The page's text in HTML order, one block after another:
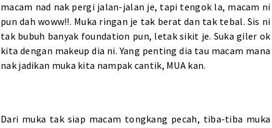
macam nad nak pergi jalan-jalan je, tapi tengok la, macam ni
pun dah woww!!. Muka ringan je tak berat dan tak tebal. Sis ni
tak bubuh banyak foundation pun, letak sikit je. Suka giler ok
kita dengan makeup dia ni. Yang penting dia tau macam mana
nak jadikan muka kita nampak cantik, MUA kan.
Dari muka tak siap macam tongkang pecah, tiba-tiba muka